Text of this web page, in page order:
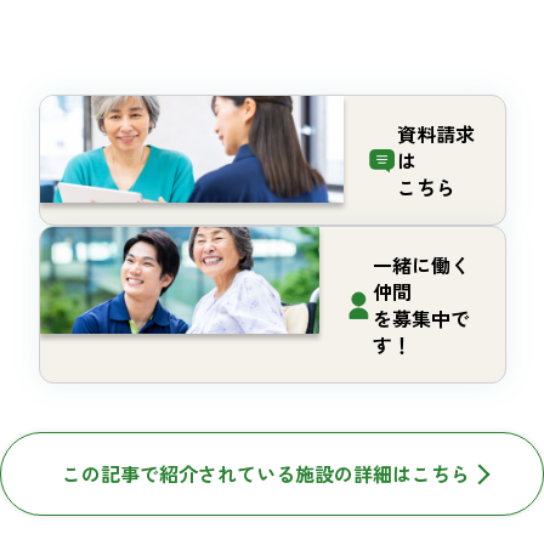
資料請求
は
こちら
一緒に働く
仲間
を募集中で
す！
この記事で紹介されている施設の詳細はこちら